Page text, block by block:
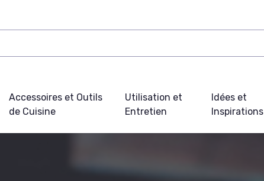
Accessoires et Outils
de Cuisine
Utilisation et
Entretien
Idées et
Inspirations